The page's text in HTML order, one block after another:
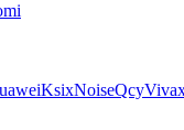
KsixNoiseQcy